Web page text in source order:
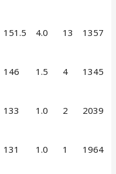
151.5 4.0 13 1357
146 1.5 4 1345
133 1.0 2 2039
131 1.0 1 1964